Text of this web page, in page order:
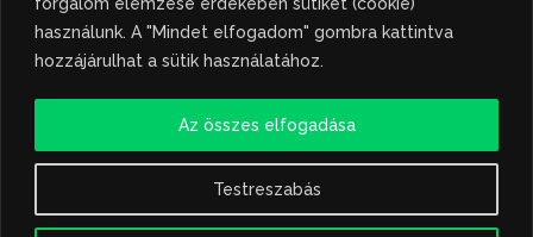
használunk. A "Mindet elfogadom" gombra kattintva
hozzájárulhat a sütik használatához.
Testreszabás
Az összes elfogadása
jogosulatlan felhasználás büntető- és polgári jogi
következményeket von maga után. A hírportálon
ismertetése, illetve közzétett fotók átvétele kizárólag
csak hivatkozással, illetve a forrás megjelölésével
Hivatkozás formája: szenttamas.rs